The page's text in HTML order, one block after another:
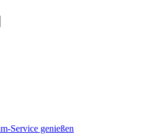
Service genießen